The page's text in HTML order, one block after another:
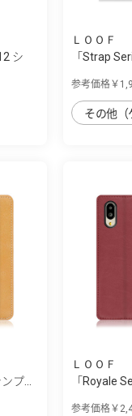
シ
ＬＯＯＦ
「Strap
参考価格￥
その他（
プ...
ＬＯＯＦ
「Royale
参考価格￥